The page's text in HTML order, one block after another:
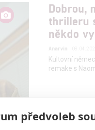
Dobrou,
thrilleru
někdo
Anarvin
Kultovní
remake s
předvoleb